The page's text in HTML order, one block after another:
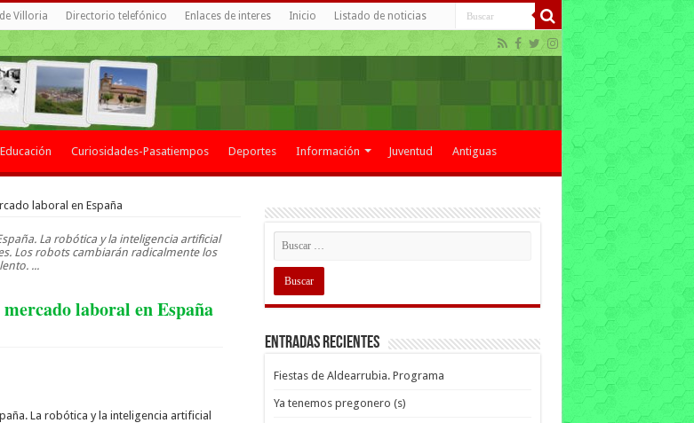
Villoria Directorio telefónico Enlaces de interes Inicio Listado de noticias
Curiosidades-Pasatiempos Deportes Información Juventud Antiguas
laboral en España
La robótica y la inteligencia artificial
Los robots cambiarán radicalmente los
...
laboral en España
La robótica y la inteligencia artificial
Entradas recientes
Fiestas de Aldearrubia. Programa
Ya tenemos pregonero (s)